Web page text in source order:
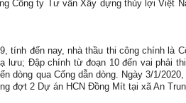
Công ty Tư vấn Xây dựng thủy lợi Việt
đến nay, nhà thầu thi công chính là
lưu; Đập chính từ đoạn 10 đến vai phải
dòng qua Cống dẫn dòng. Ngày 3/1/
đợt 2 Dự án HCN Đồng Mít tại xã An